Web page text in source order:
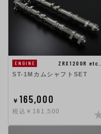
ENGINE
ZRX1200R etc…
ST-1MカムシャフトSET
￥ 165,000
税込￥181,500